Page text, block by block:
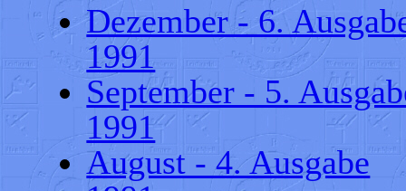
Dezember - 6.
1991
September - 5.
1991
August - 4. Ausgabe